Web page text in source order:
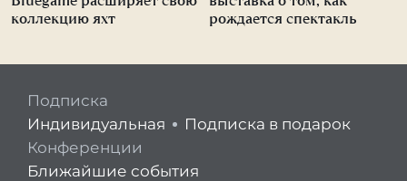
коллекцию яхт
рождается спектакль
Подписка
Индивидуальная
Подписка в подарок
Конференции
Ближайшие события